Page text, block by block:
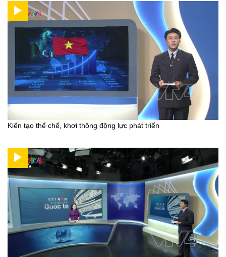
Kiến tạo thể chế, khơi thông động lực phát triển